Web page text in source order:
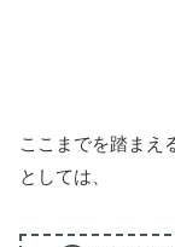
ここまでを踏まえ
としては、